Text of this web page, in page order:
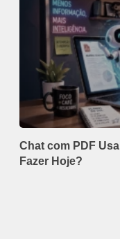
Chat com PDF
Fazer Hoje?